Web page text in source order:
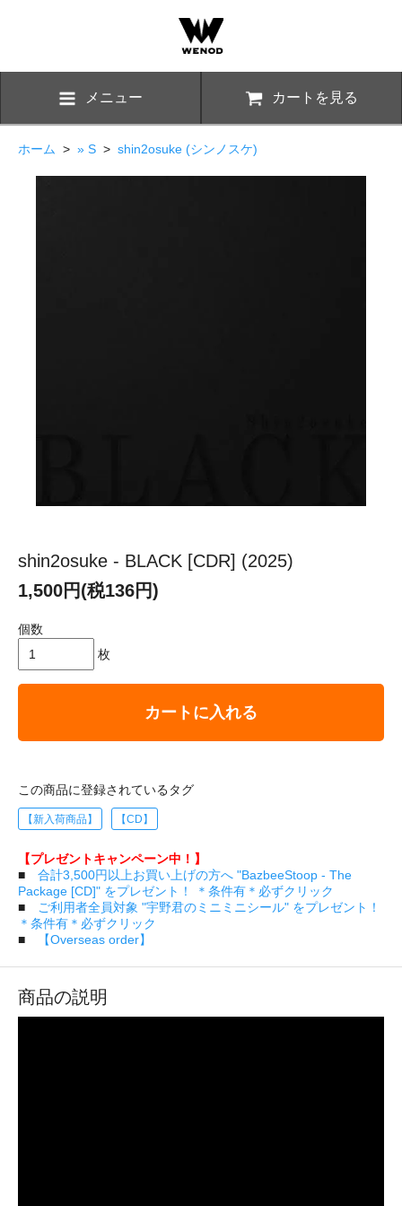
メニュー カートを見る
ホーム > » S > shin2osuke (シンノスケ)
shin2osuke - BLACK [CDR] (2025)
1,500円(税136円)
個数
枚
カートに入れる
この商品に登録されているタグ
【新入荷商品】 【CD】
【プレゼントキャンペーン中！】
■ 合計3,500円以上お買い上げの方へ "BazbeeStoop - The
Package [CD]" をプレゼント！ ＊条件有＊必ずクリック
■
ご利用者全員対象 "宇野君のミニミニシール" をプレゼント！
＊条件有＊必ずクリック
■
【Overseas order】
商品の説明